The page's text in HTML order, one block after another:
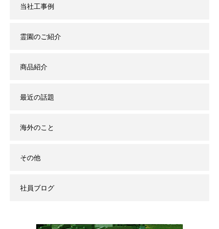
当社工事例
霊園のご紹介
商品紹介
最近の話題
海外のこと
その他
社員ブログ